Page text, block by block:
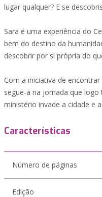
lugar qualquer? E se
Sara é uma experiência do
bem do destino da
descobrir por si própria do
Com a iniciativa de
segue-a na jornada que
ministério invade a cidade e
Características
Número de páginas
Edição